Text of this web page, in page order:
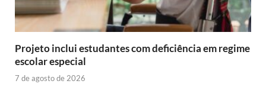
Projeto inclui estudantes com deficiência em regime
escolar especial
7 de agosto de 2026